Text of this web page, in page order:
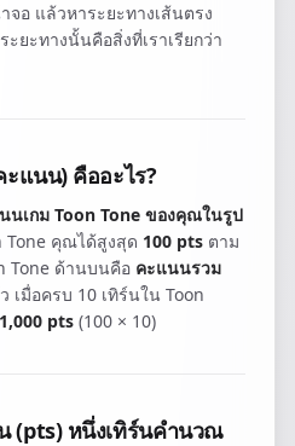
อ แล้วหาระยะทางเส้นตรง
ะยะทางนั้นคือสิ่งที่เราเรียกว่า
แนน) คืออะไร?
นเกม Toon Tone ของคุณในรูป
Tone คุณได้สูงสุด 100 pts ตาม
Tone ด้านบนคือ คะแนนรวม
เมื่อครบ 10 เทิร์นใน Toon
1,000 pts (100 × 10)
(pts) หนึ่งเทิร์นคำนวณ